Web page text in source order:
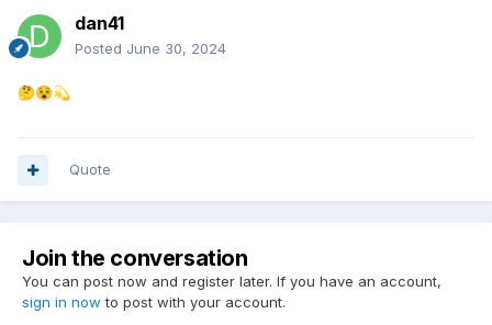
dan41
Posted June 30, 2024
🤔😵💫
Quote
Join the conversation
You can post now and register later. If you have an account,
sign in now to post with your account.